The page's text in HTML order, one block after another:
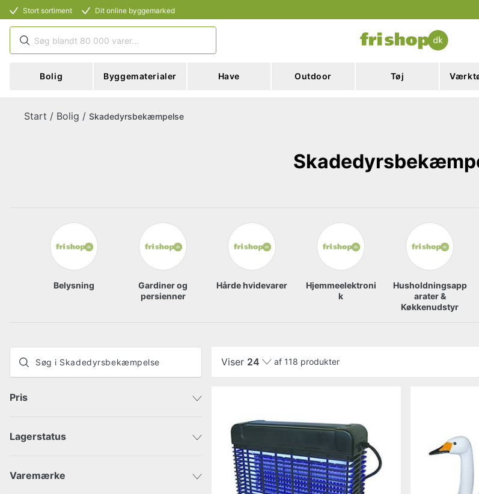
Stort sortiment Dit online byggemarked
Bolig Byggematerialer Have Outdoor Tøj
Start / Bolig / Skadedyrsbekæmpelse
Belysning
Gardiner og
persienner
Hårde hvidevarer
Hjemmeelektroni
k
Husholdningsapp
arater &
Køkkenudstyr
Pris
Lagerstatus
Sendes med det samme
Varemærke
Viser 24 af 118 produkter